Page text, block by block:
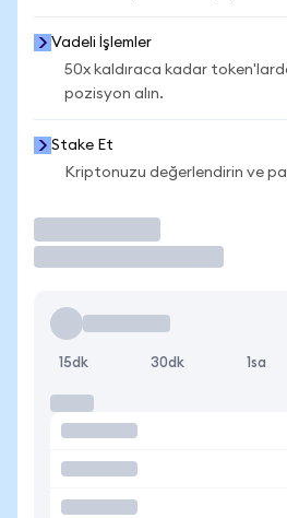
Vadeli İşlemler
50x kaldıraca kadar
pozisyon alın.
Stake Et
Kriptonuzu değerlendirin ve
15dk 30dk 1sa